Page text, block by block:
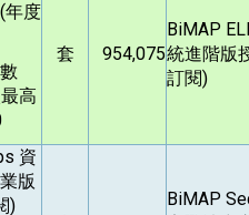
年度
高
套 954,075
BiMAP
統進階版
訂閱)
資
版
)
BiMAP